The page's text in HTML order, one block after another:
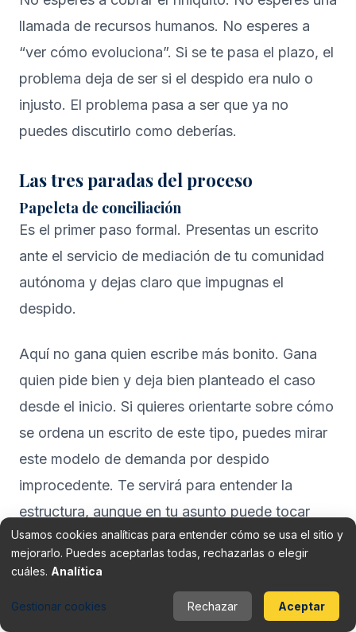
llamada de recursos humanos. No esperes a
“ver cómo evoluciona”. Si se te pasa el plazo, el
problema deja de ser si el despido era nulo o
injusto. El problema pasa a ser que ya no
puedes discutirlo como deberías.
Las tres paradas del proceso
Papeleta de conciliación
Es el primer paso formal. Presentas un escrito
ante el servicio de mediación de tu comunidad
autónoma y dejas claro que impugnas el
despido.
Aquí no gana quien escribe más bonito. Gana
quien pide bien y deja bien planteado el caso
desde el inicio. Si quieres orientarte sobre cómo
se ordena un escrito de este tipo, puedes mirar
este modelo de demanda por despido
improcedente. Te servirá para entender la
estructura, aunque en tu asunto puede tocar
defender la nulidad.
despido llega antes de comunicar el embarazo
Usamos cookies analíticas para entender cómo se usa el sitio y
mejorarlo. Puedes aceptarlas todas, rechazarlas o elegir
cuáles. Analítica
Gestionar cookies Rechazar Aceptar